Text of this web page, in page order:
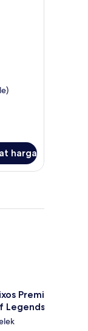
harga
Premium
Legends Access
Premium Belek